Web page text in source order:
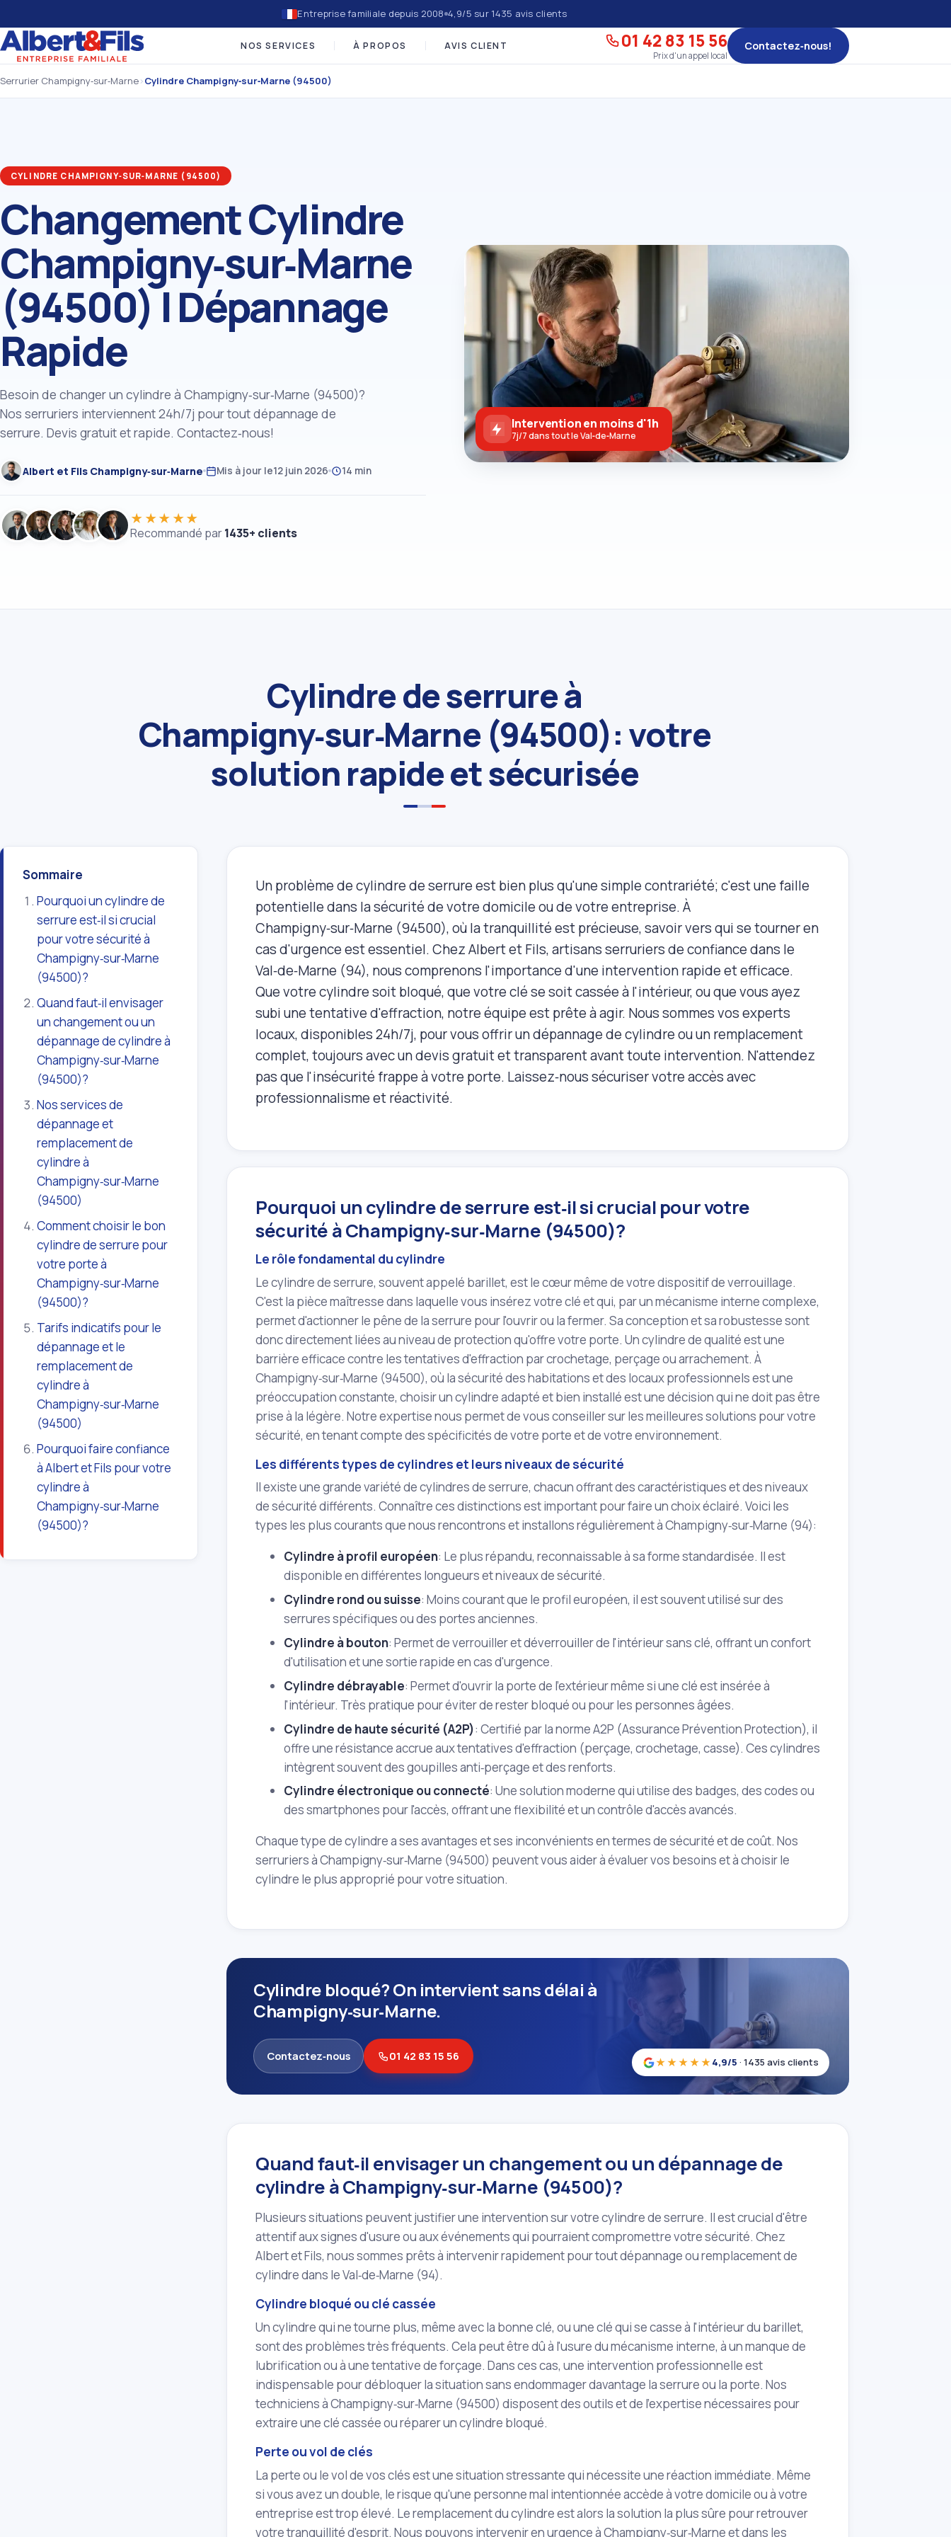
Entreprise familiale depuis 2008 4,9/5 sur 1435 avis clients
NOS SERVICES À PROPOS AVIS CLIENT 01 42 83 15 56
Prix d'un appel local
Contactez‑nous!
Serrurier Champigny‑sur‑Marne›Cylindre Champigny‑sur‑Marne (94500)
CYLINDRE CHAMPIGNY‑SUR‑MARNE (94500)
Changement Cylindre
Champigny‑sur‑Marne
(94500) | Dépannage
Rapide
Besoin de changer un cylindre à Champigny‑sur‑Marne (94500)?
Nos serruriers interviennent 24h/7j pour tout dépannage de
serrure. Devis gratuit et rapide. Contactez‑nous!
Albert et Fils Champigny‑sur‑Marne Mis à jour le12 juin 2026 14 min
★★★★★
Recommandé par1435+ clients
Intervention en moins d'1h
7j/7 dans tout le Val‑de‑Marne
Cylindre de serrure à
Champigny‑sur‑Marne (94500): votre
solution rapide et sécurisée
Sommaire
Pourquoi un cylindre de
serrure est‑il si crucial
pour votre sécurité à
Champigny‑sur‑Marne
(94500)?
Quand faut‑il envisager
un changement ou un
dépannage de cylindre à
Champigny‑sur‑Marne
(94500)?
Nos services de
dépannage et
remplacement de
cylindre à
Champigny‑sur‑Marne
(94500)
Comment choisir le bon
cylindre de serrure pour
votre porte à
Champigny‑sur‑Marne
(94500)?
Tarifs indicatifs pour le
dépannage et le
remplacement de
cylindre à
Champigny‑sur‑Marne
(94500)
Pourquoi faire confiance
à Albert et Fils pour votre
cylindre à
Champigny‑sur‑Marne
(94500)?
Un problème de cylindre de serrure est bien plus qu'une simple contrariété; c'est une faille
potentielle dans la sécurité de votre domicile ou de votre entreprise. À
Champigny‑sur‑Marne (94500), où la tranquillité est précieuse, savoir vers qui se tourner en
cas d'urgence est essentiel. Chez Albert et Fils, artisans serruriers de confiance dans le
Val‑de‑Marne (94), nous comprenons l'importance d'une intervention rapide et efficace.
Que votre cylindre soit bloqué, que votre clé se soit cassée à l'intérieur, ou que vous ayez
subi une tentative d'effraction, notre équipe est prête à agir. Nous sommes vos experts
locaux, disponibles 24h/7j, pour vous offrir un dépannage de cylindre ou un remplacement
complet, toujours avec un devis gratuit et transparent avant toute intervention. N'attendez
pas que l'insécurité frappe à votre porte. Laissez‑nous sécuriser votre accès avec
professionnalisme et réactivité.
Pourquoi un cylindre de serrure est‑il si crucial pour votre
sécurité à Champigny‑sur‑Marne (94500)?
Le rôle fondamental du cylindre
Le cylindre de serrure, souvent appelé barillet, est le cœur même de votre dispositif de verrouillage.
C'est la pièce maîtresse dans laquelle vous insérez votre clé et qui, par un mécanisme interne complexe,
permet d'actionner le pêne de la serrure pour l'ouvrir ou la fermer. Sa conception et sa robustesse sont
donc directement liées au niveau de protection qu'offre votre porte. Un cylindre de qualité est une
barrière efficace contre les tentatives d'effraction par crochetage, perçage ou arrachement. À
Champigny‑sur‑Marne (94500), où la sécurité des habitations et des locaux professionnels est une
préoccupation constante, choisir un cylindre adapté et bien installé est une décision qui ne doit pas être
prise à la légère. Notre expertise nous permet de vous conseiller sur les meilleures solutions pour votre
sécurité, en tenant compte des spécificités de votre porte et de votre environnement.
Les différents types de cylindres et leurs niveaux de sécurité
Il existe une grande variété de cylindres de serrure, chacun offrant des caractéristiques et des niveaux
de sécurité différents. Connaître ces distinctions est important pour faire un choix éclairé. Voici les
types les plus courants que nous rencontrons et installons régulièrement à Champigny‑sur‑Marne (94):
Cylindre à profil européen: Le plus répandu, reconnaissable à sa forme standardisée. Il est
disponible en différentes longueurs et niveaux de sécurité.
Cylindre rond ou suisse: Moins courant que le profil européen, il est souvent utilisé sur des
serrures spécifiques ou des portes anciennes.
Cylindre à bouton: Permet de verrouiller et déverrouiller de l'intérieur sans clé, offrant un confort
d'utilisation et une sortie rapide en cas d'urgence.
Cylindre débrayable: Permet d'ouvrir la porte de l'extérieur même si une clé est insérée à
l'intérieur. Très pratique pour éviter de rester bloqué ou pour les personnes âgées.
Cylindre de haute sécurité (A2P): Certifié par la norme A2P (Assurance Prévention Protection), il
offre une résistance accrue aux tentatives d'effraction (perçage, crochetage, casse). Ces cylindres
intègrent souvent des goupilles anti‑perçage et des renforts.
Cylindre électronique ou connecté: Une solution moderne qui utilise des badges, des codes ou
des smartphones pour l'accès, offrant une flexibilité et un contrôle d'accès avancés.
Chaque type de cylindre a ses avantages et ses inconvénients en termes de sécurité et de coût. Nos
serruriers à Champigny‑sur‑Marne (94500) peuvent vous aider à évaluer vos besoins et à choisir le
cylindre le plus approprié pour votre situation.
★★★★★4,9/5 · 1435 avis clients
Cylindre bloqué? On intervient sans délai à
Champigny‑sur‑Marne.
Contactez‑nous 01 42 83 15 56
Quand faut‑il envisager un changement ou un dépannage de
cylindre à Champigny‑sur‑Marne (94500)?
Plusieurs situations peuvent justifier une intervention sur votre cylindre de serrure. Il est crucial d'être
attentif aux signes d'usure ou aux événements qui pourraient compromettre votre sécurité. Chez
Albert et Fils, nous sommes prêts à intervenir rapidement pour tout dépannage ou remplacement de
cylindre dans le Val‑de‑Marne (94).
Cylindre bloqué ou clé cassée
Un cylindre qui ne tourne plus, même avec la bonne clé, ou une clé qui se casse à l'intérieur du barillet,
sont des problèmes très fréquents. Cela peut être dû à l'usure du mécanisme interne, à un manque de
lubrification ou à une tentative de forçage. Dans ces cas, une intervention professionnelle est
indispensable pour débloquer la situation sans endommager davantage la serrure ou la porte. Nos
techniciens à Champigny‑sur‑Marne (94500) disposent des outils et de l'expertise nécessaires pour
extraire une clé cassée ou réparer un cylindre bloqué.
Perte ou vol de clés
La perte ou le vol de vos clés est une situation stressante qui nécessite une réaction immédiate. Même
si vous avez un double, le risque qu'une personne mal intentionnée accède à votre domicile ou à votre
entreprise est trop élevé. Le remplacement du cylindre est alors la solution la plus sûre pour retrouver
votre tranquillité d'esprit. Nous pouvons intervenir en urgence à Champigny‑sur‑Marne et dans les